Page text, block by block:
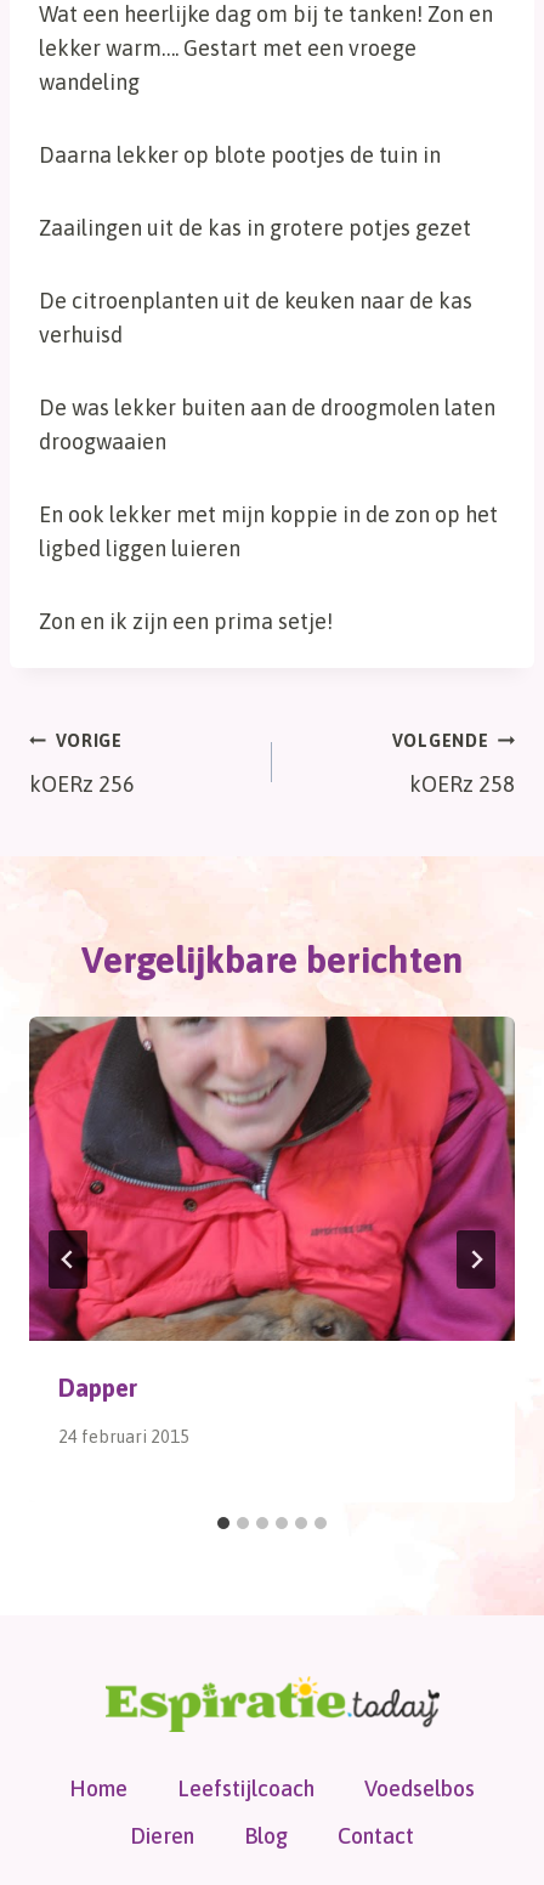
Wat een heerlijke dag om bij te tanken! Zon en
lekker warm…. Gestart met een vroege
wandeling
Daarna lekker op blote pootjes de tuin in
Zaailingen uit de kas in grotere potjes gezet
De citroenplanten uit de keuken naar de kas
verhuisd
De was lekker buiten aan de droogmolen laten
droogwaaien
En ook lekker met mijn koppie in de zon op het
ligbed liggen luieren
Zon en ik zijn een prima setje!
Bericht
navigatie
VORIGE
kOERz 256
VOLGENDE
kOERz 258
Vergelijkbare berichten
Dapper
24 februari 2015
Home Leefstijlcoach
Voedselbos
Dieren
Blog Contact